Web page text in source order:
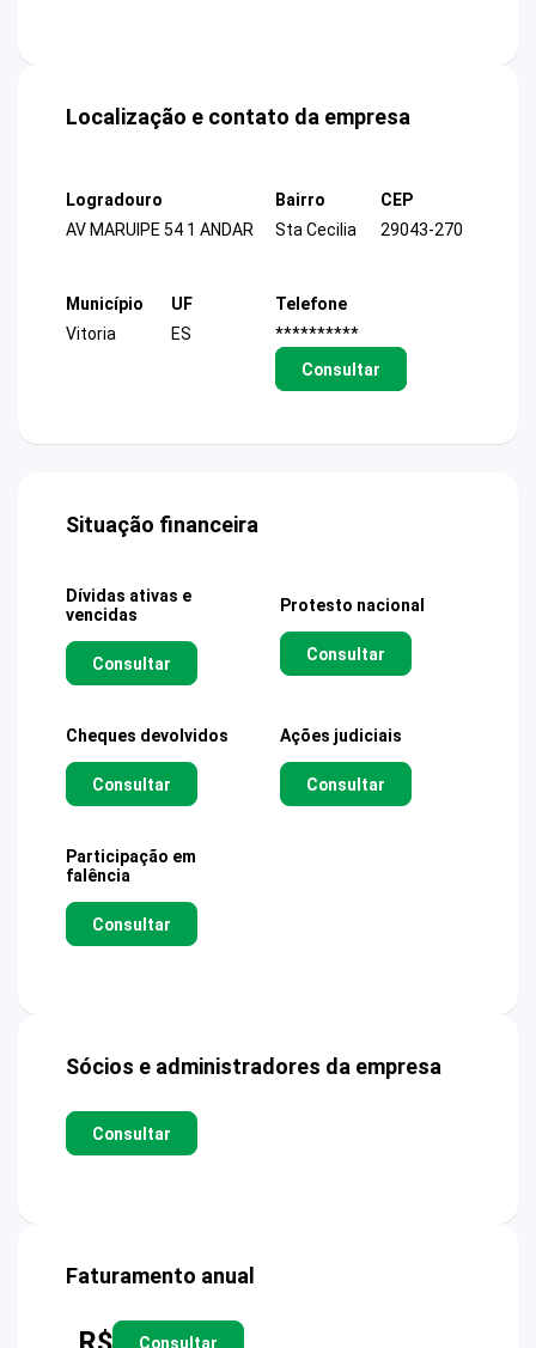
Localização e contato da empresa
Logradouro
AV MARUIPE 54 1 ANDAR
Bairro
Sta Cecilia
CEP
29043-270
Município
Vitoria
UF
ES
Telefone
**********
Consultar
Situação financeira
Dívidas ativas e
vencidas
Consultar
Protesto nacional
Consultar
Cheques devolvidos
Consultar
Ações judiciais
Consultar
Participação em
falência
Consultar
Sócios e administradores da empresa
Consultar
Faturamento anual
Consultar